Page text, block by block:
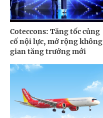
Coteccons: Tăng tốc củng
cố nội lực, mở rộng không
gian tăng trưởng mới